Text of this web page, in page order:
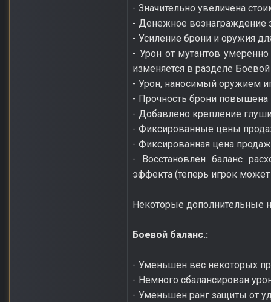
- Значительно увеличена
- Денежное вознаграждение
- Усиление брони и оружия
- Урон от мутантов
изменяется в разделе Боевой
- Урон, наносимый оружием
- Прочность брони повышена
- Добавлено крепление
- Фиксированные цены
- Фиксированная цена
- Восстановлен баланс
эффекта (теперь игрок
Некоторые дополнительные
Боевой баланс.:
- Уменьшен вес некоторых
- Немного сбалансирован
- Уменьшен ранг защиты от